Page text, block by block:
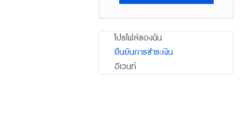
โปรไฟล์ของฉัน
ยืนยันการชำระเงิน
อีเวนท์